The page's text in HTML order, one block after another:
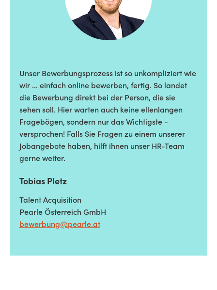
Unser Bewerbungsprozess ist so unkompliziert wie
wir ... einfach online bewerben, fertig. So landet
die Bewerbung direkt bei der Person, die sie
sehen soll. Hier warten auch keine ellenlangen
Fragebögen, sondern nur das Wichtigste -
versprochen! Falls Sie Fragen zu einem unserer
Jobangebote haben, hilft ihnen unser HR-Team
gerne weiter.
Tobias Pletz
Talent Acquisition
Pearle Österreich GmbH
bewerbung@pearle.at